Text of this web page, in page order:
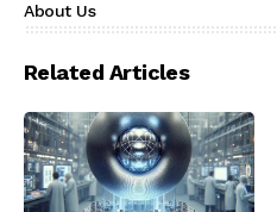
About Us
Related Articles